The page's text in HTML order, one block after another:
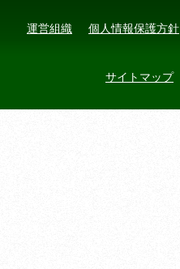
運営組織 個人情報保護方針
サイトマップ